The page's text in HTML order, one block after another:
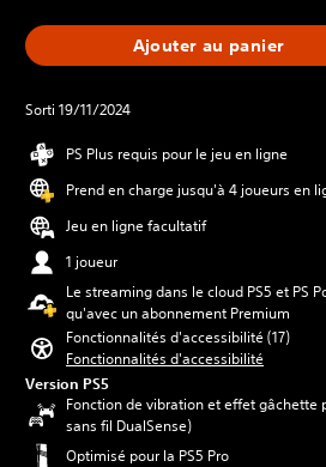
Ajouter au panier
Sorti 19/11/2024
PS Plus requis pour le jeu en ligne
Prend en charge jusqu'à 4 joueurs en
Jeu en ligne facultatif
1 joueur
Le streaming dans le cloud PS5 et PS
qu'avec un abonnement Premium
Fonctionnalités d'accessibilité (17)
Fonctionnalités d'accessibilité
Version PS5
Fonction de vibration et effet gâchette
sans fil DualSense)
Optimisé pour la PS5 Pro